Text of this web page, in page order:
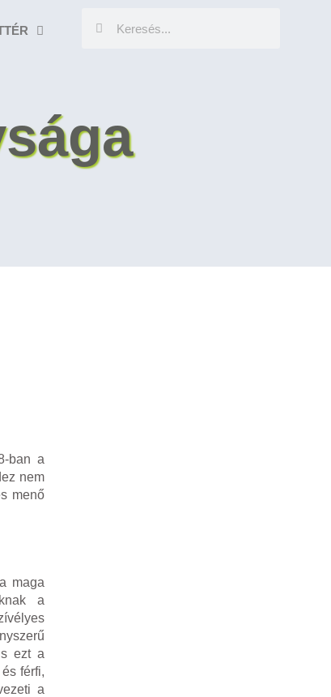
ban a
nem
menő
maga
a
ezt a
férfi,
a